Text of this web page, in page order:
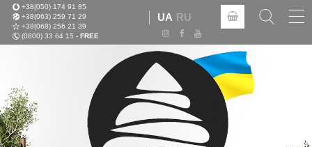
+38(050) 174 91 85
+38(063) 259 71 29
+38(068) 256 21 39
(0800) 33 64 15 - FREE
UA RU